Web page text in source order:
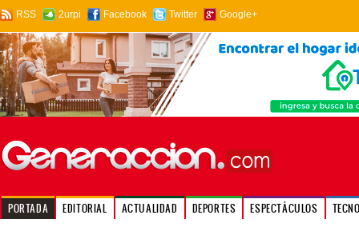
RSS 2urpi Facebook Twitter Google+
PORTADA EDITORIAL ACTUALIDAD DEPORTES ESPECTÁCULOS